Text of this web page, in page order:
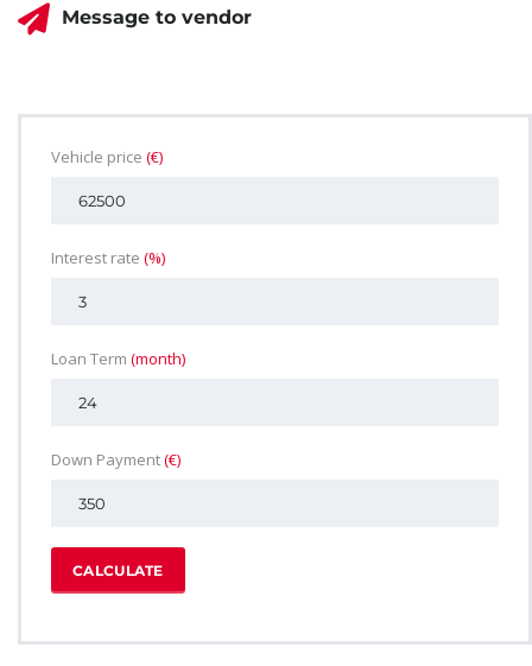
Message to vendor
Vehicle price (€)
Interest rate (%)
Loan Term (month)
Down Payment(€)
CALCULATE